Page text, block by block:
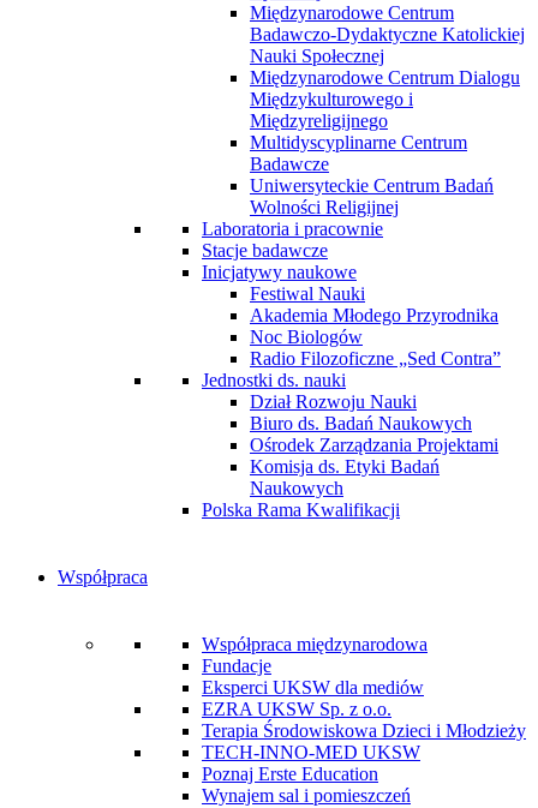
Międzynarodowe Centrum
Badawczo-Dydaktyczne Katolickiej
Nauki Społecznej
Międzynarodowe Centrum Dialogu
Międzykulturowego i
Międzyreligijnego
Multidyscyplinarne Centrum
Badawcze
Uniwersyteckie Centrum Badań
Wolności Religijnej
Laboratoria i pracownie
Stacje badawcze
Inicjatywy naukowe
Festiwal Nauki
Akademia Młodego Przyrodnika
Noc Biologów
Radio Filozoficzne „Sed Contra”
Jednostki ds. nauki
Dział Rozwoju Nauki
Biuro ds. Badań Naukowych
Ośrodek Zarządzania Projektami
Komisja ds. Etyki Badań
Naukowych
Polska Rama Kwalifikacji
Współpraca
Współpraca międzynarodowa
Fundacje
Eksperci UKSW dla mediów
EZRA UKSW Sp. z o.o.
Terapia Środowiskowa Dzieci i Młodzieży
TECH-INNO-MED UKSW
Poznaj Erste Education
Wynajem sal i pomieszczeń